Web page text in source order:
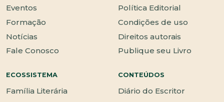
Eventos
Formação
Notícias
Fale Conosco
Política Editorial
Condições de uso
Direitos autorais
Publique seu Livro
ECOSSISTEMA
Família Literária
CONTEÚDOS
Diário do Escritor